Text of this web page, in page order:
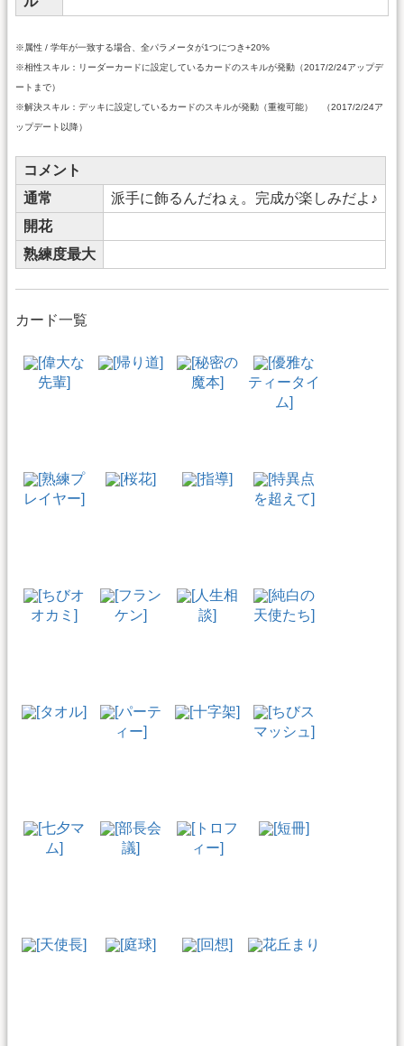
※属性 / 学年が一致する場合、全パラメータが1つにつき+20%
※相性スキル：リーダーカードに設定しているカードのスキルが発動（2017/2/24アップデ
ートまで）
※解決スキル：デッキに設定しているカードのスキルが発動（重複可能） （2017/2/24ア
ップデート以降）
コメント
通常
派手に飾るんだねぇ。完成が楽しみだよ♪
開花
熟練度最大
カード一覧
[偉大な
先輩]
[帰り道]
[秘密の
魔本]
[優雅な
ティータイ
ム]
[熟練プ
レイヤー]
[桜花] [指導]
[特異点
を超えて]
[ちびオ
オカミ]
[フラン
ケン]
[人生相
談]
[純白の
天使たち]
[タオル]
[パーテ
ィー]
[十字架]
[ちびス
マッシュ]
[七夕マ
ム]
[部長会
議]
[トロフ
ィー]
[短冊]
[天使長] [庭球] [回想] 花丘まり